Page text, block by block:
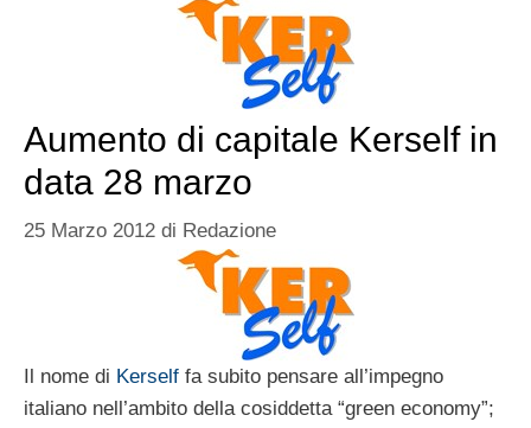
Aumento di capitale Kerself in
data 28 marzo
25 Marzo 2012 di Redazione
Il nome di Kerself fa subito pensare all’impegno
italiano nell’ambito della cosiddetta “green economy”;